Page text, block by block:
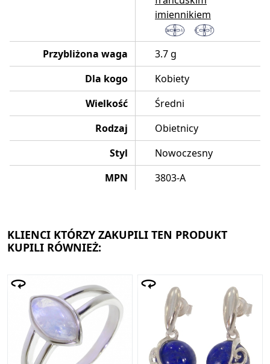
imiennikiem
Przybliżona waga
3.7 g
Dla kogo
Kobiety
Wielkość
Średni
Rodzaj
Obietnicy
Styl
Nowoczesny
MPN
3803-A
KLIENCI KTÓRZY ZAKUPILI TEN PRODUKT
KUPILI RÓWNIEŻ: